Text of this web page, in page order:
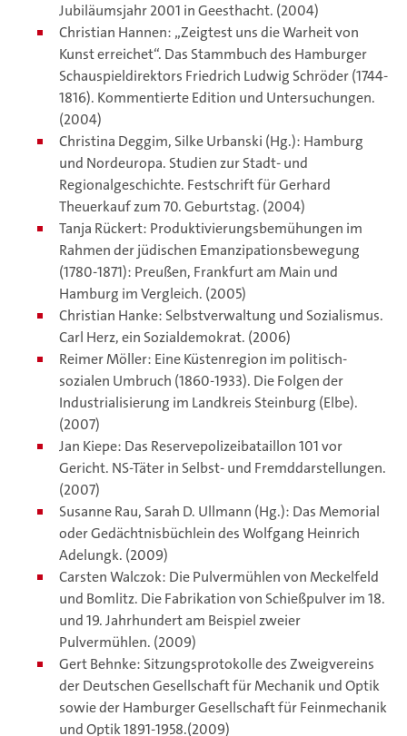
Jubiläumsjahr 2001 in Geesthacht. (2004)
Christian Hannen: „Zeigtest uns die Warheit von
Kunst erreichet“. Das Stammbuch des Hamburger
Schauspieldirektors Friedrich Ludwig Schröder (1744-
1816). Kommentierte Edition und Untersuchungen.
(2004)
Christina Deggim, Silke Urbanski (Hg.): Hamburg
und Nordeuropa. Studien zur Stadt- und
Regionalgeschichte. Festschrift für Gerhard
Theuerkauf zum 70. Geburtstag. (2004)
Tanja Rückert: Produktivierungsbemühungen im
Rahmen der jüdischen Emanzipationsbewe­gung
(1780-1871): Preußen, Frankfurt am Main und
Hamburg im Vergleich. (2005)
Christian Hanke: Selbstverwaltung und Sozialismus.
Carl Herz, ein Sozialdemokrat. (2006)
Reimer Möller: Eine Küstenregion im politisch-
sozialen Umbruch (1860-1933). Die Folgen der
Industrialisierung im Landkreis Steinburg (Elbe).
(2007)
Jan Kiepe: Das Reservepolizeibataillon 101 vor
Gericht. NS-Täter in Selbst- und Fremddarstellungen.
(2007)
Susanne Rau, Sarah D. Ullmann (Hg.): Das Memorial
oder Gedächtnisbüchlein des Wolfgang Heinrich
Adelungk. (2009)
Carsten Walczok: Die Pulvermühlen von Meckelfeld
und Bomlitz. Die Fabrikation von Schießpulver im 18.
und 19. Jahrhundert am Beispiel zweier
Pulvermühlen. (2009)
Gert Behnke: Sitzungsprotokolle des Zweigvereins
der Deutschen Gesellschaft für Mechanik und Optik
sowie der Hamburger Gesellschaft für Feinmechanik
und Optik 1891-1958.(2009)